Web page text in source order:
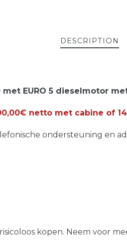
DESCRIPTION
EURO 5 dieselmotor
netto met cabine
ondersteuning en
kopen. Neem voor